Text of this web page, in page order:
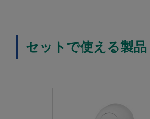
セットで使える製品